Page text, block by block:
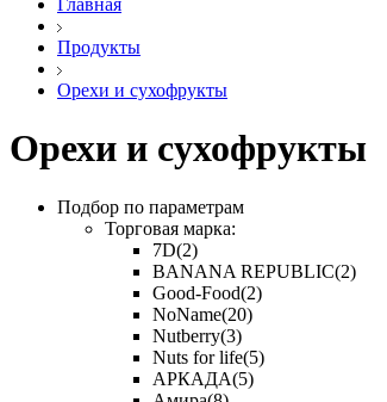
Главная
Продукты
Орехи и сухофрукты
Орехи и сухофрукты
Подбор по параметрам
Торговая марка:
7D(2)
BANANA REPUBLIC(2)
Good-Food(2)
NoName(20)
Nutberry(3)
Nuts for life(5)
АРКАДА(5)